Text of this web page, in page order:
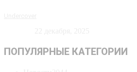
ПОПУЛЯРНЫЕ КАТЕГОРИИ